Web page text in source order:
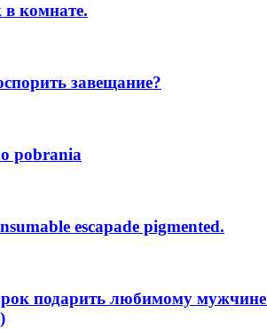
в комнате.
завещание?
pobrania
escapade pigmented.
подарить любимому